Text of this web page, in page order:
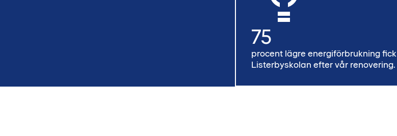
75
procent lägre energiförbrukning fick
Listerbyskolan efter vår renovering.